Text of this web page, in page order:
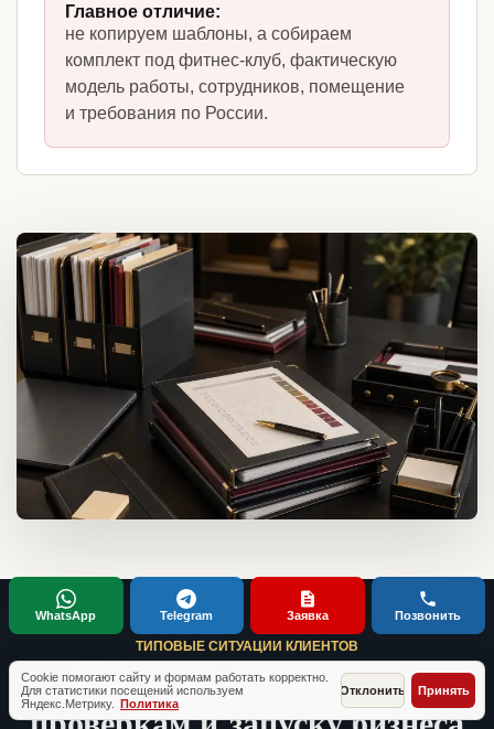
Главное отличие:
не копируем шаблоны, а собираем
комплект под фитнес-клуб, фактическую
модель работы, сотрудников, помещение
и требования по России.
ТИПОВЫЕ СИТУАЦИИ КЛИЕНТОВ
Кейсы по документам,
Cookie помогают сайту и формам работать корректно.
Для статистики посещений используем
Яндекс.Метрику. Политика
Отклонить Принять
WhatsApp Telegram Заявка Позвонить